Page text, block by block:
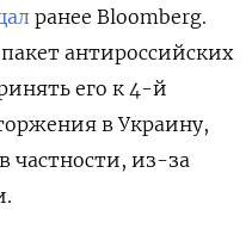
ранее Bloomberg.
антироссийских
его к 4-й
в Украину,
частности, из-за